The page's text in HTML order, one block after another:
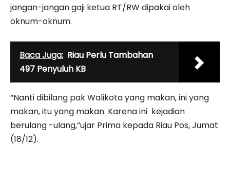
jangan-jangan gaji ketua RT/RW dipakai oleh
oknum-oknum.
Baca Juga: Riau Perlu Tambahan
497 Penyuluh KB
“Nanti dibilang pak Walikota yang makan, ini yang
makan, itu yang makan. Karena ini kejadian
berulang -ulang,”ujar Prima kepada Riau Pos, Jumat
(18/12).